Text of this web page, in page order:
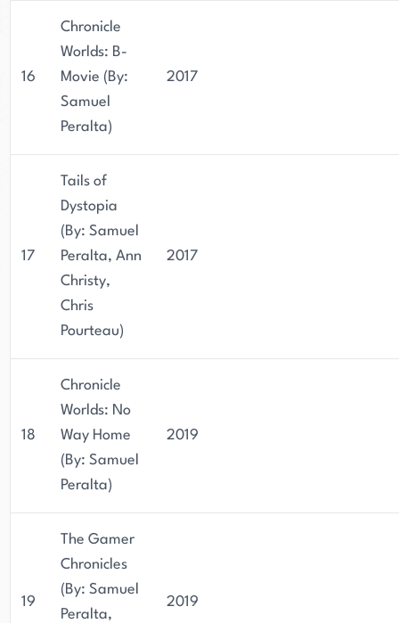
16
Chronicle
Worlds: B-
Movie (By:
Samuel
Peralta)
2017
17
Tails of
Dystopia
(By: Samuel
Peralta, Ann
Christy,
Chris
Pourteau)
2017
18
Chronicle
Worlds: No
Way Home
(By: Samuel
Peralta)
2019
19
The Gamer
Chronicles
(By: Samuel
Peralta,
2019